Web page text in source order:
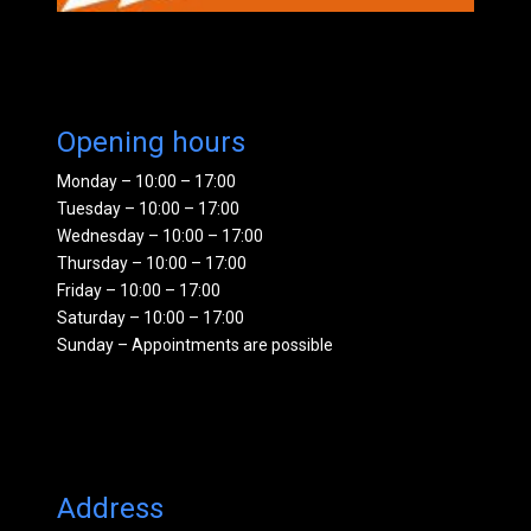
Opening hours
Monday – 10:00 – 17:00
Tuesday – 10:00 – 17:00
Wednesday – 10:00 – 17:00
Thursday – 10:00 – 17:00
Friday – 10:00 – 17:00
Saturday – 10:00 – 17:00
Sunday – Appointments are possible
Address